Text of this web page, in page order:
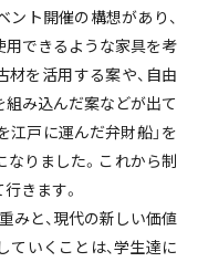
ト開催の構想があり、
できるような家具を考
を活用する案や、自由
み込んだ案などが出て
江戸に運んだ弁財船」を
りました。これから制
きます。
みと、現代の新しい価値
いくことは、学生達に